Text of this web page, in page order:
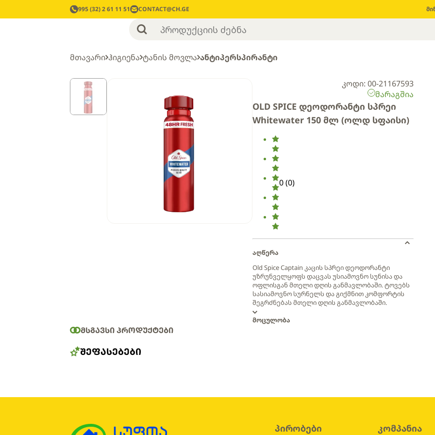
995 (32) 2 61 11 51 CONTACT@CH.GE
მთავარი ჰიგიენა ტანის მოვლა ანტიპერსპირანტი
კოდი: 00-21167593
მარაგშია
OLD SPICE დეოდორანტი სპრეი
Whitewater 150 მლ (ოლდ სფაისი)
0(0)
აღწერა
Old Spice Captain კაცის სპრეი დეოდორანტი
უზრუნველყოფს დაცვას უსიამოვნო სუნისა და
ოფლისგან მთელი დღის განმავლობაში. ტოვებს
სასიამოვნო სურნელს და გიქმნით კომფორტის
შეგრძნებას მთელი დღის განმავლობაში.
მოცულობა
ᲛᲡᲒᲐᲕᲡᲘ ᲞᲠᲝᲓᲣᲥᲢᲔᲑᲘ
ᲨᲔᲤᲐᲡᲔᲑᲔᲑᲘ
პირობები კომპანია